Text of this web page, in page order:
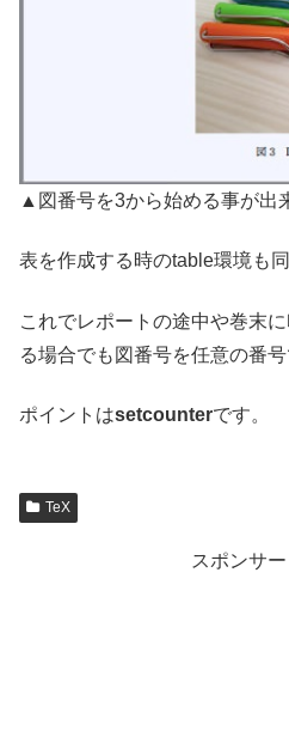
▲図番号を3から始める事が出
表を作成する時のtable環境も
これでレポートの途中や巻末
る場合でも図番号を任意の番
ポイントはsetcounterです。
TeX
スポンサ